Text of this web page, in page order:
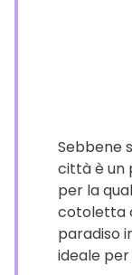
Sebbene
città è un
per la
cotoletta
paradiso
ideale